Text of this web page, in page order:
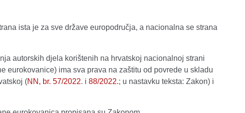
ista je za sve države europodručja, a nacionalna se strana
autorskih djela korištenih na hrvatskoj nacionalnoj strani
eurokovanice) ima sva prava na zaštitu od povrede u skladu
(NN, br. 57/2022. i 88/2022.; u nastavku teksta: Zakon) i